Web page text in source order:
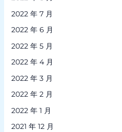
2022 年 7 月
2022 年 6 月
2022 年 5 月
2022 年 4 月
2022 年 3 月
2022 年 2 月
2022 年 1 月
2021 年 12 月